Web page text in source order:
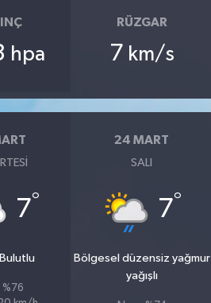
hpa
RÜZGAR
7 km/s
7°
Bulutlu
%76
24 MART
SALI
7°
Bölgesel düzensiz yağmur
yağışlı